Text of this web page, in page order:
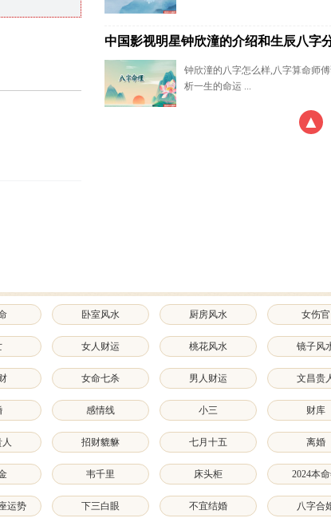
中国影视明星钟欣潼的介绍和生辰八字
钟欣潼的八字怎么样,八字算命师
析一生的命运 ...
▲
卧室风水 厨房风水 女伤官
女人财运 桃花风水 镜子风
女命七杀 男人财运 文昌贵
感情线 小三 财库
招财貔貅 七月十五 离婚
韦千里 床头柜 2024本
运势 下三白眼 不宜结婚 八字合